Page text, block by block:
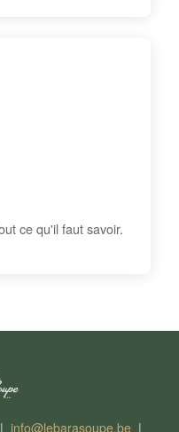
ce qu'il faut savoir.
info@lebarasoupe.be|